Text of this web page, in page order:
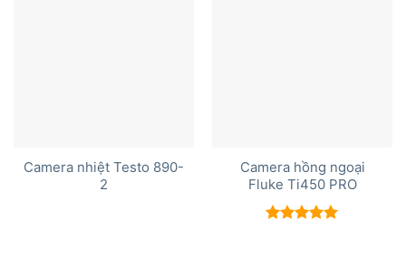
Camera nhiệt Testo 890-
2
Camera hồng ngoại
Fluke Ti450 PRO